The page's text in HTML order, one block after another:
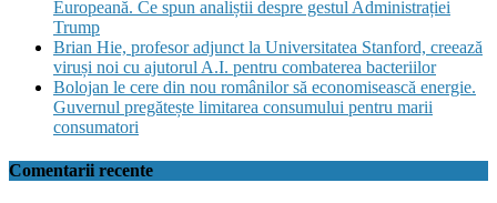
Europeană. Ce spun analiștii despre gestul Administrației
Trump
Brian Hie, profesor adjunct la Universitatea Stanford, creează
viruși noi cu ajutorul A.I. pentru combaterea bacteriilor
Bolojan le cere din nou românilor să economisească energie.
Guvernul pregătește limitarea consumului pentru marii
consumatori
Comentarii recente